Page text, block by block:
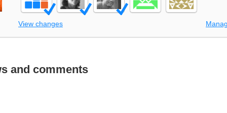
View changes
and comments